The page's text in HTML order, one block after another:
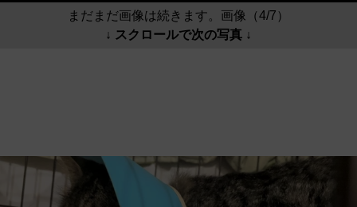
まだまだ画像は続きます。画像（4/7）
↓ スクロールで次の写真 ↓